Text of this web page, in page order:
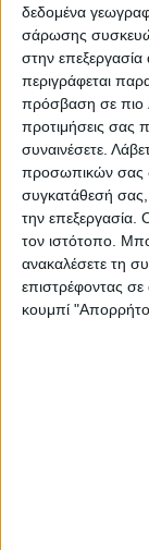
δεδομένα
σάρωσης
στην
περιγράφεται
πρόσβαση σε πιο
προτιμήσεις σας
συναινέσετε.
προσωπικών σας
συγκατάθεσή σας,
την επεξεργασία.
τον ιστότοπο.
ανακαλέσετε τη
επιστρέφοντας σε
κουμπί
507,00€
ΤΕΛΕΥΤΑΙΑ
ΠΟΛΥΘΡΟΝΕΣ